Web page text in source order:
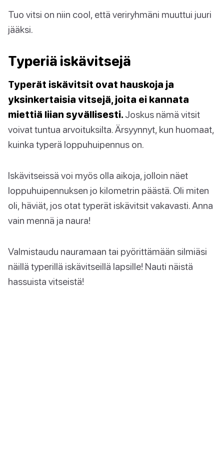
Tuo vitsi on niin cool, että veriryhmäni muuttui juuri
jääksi.
Typeriä iskävitsejä
Typerät iskävitsit ovat hauskoja ja
yksinkertaisia vitsejä, joita ei kannata
miettiä liian syvällisesti. Joskus nämä vitsit
voivat tuntua arvoituksilta. Ärsyynnyt, kun huomaat,
kuinka typerä loppuhuipennus on.
Iskävitseissä voi myös olla aikoja, jolloin näet
loppuhuipennuksen jo kilometrin päästä. Oli miten
oli, häviät, jos otat typerät iskävitsit vakavasti. Anna
vain mennä ja naura!
Valmistaudu nauramaan tai pyörittämään silmiäsi
näillä typerillä iskävitseillä lapsille! Nauti näistä
hassuista vitseistä!